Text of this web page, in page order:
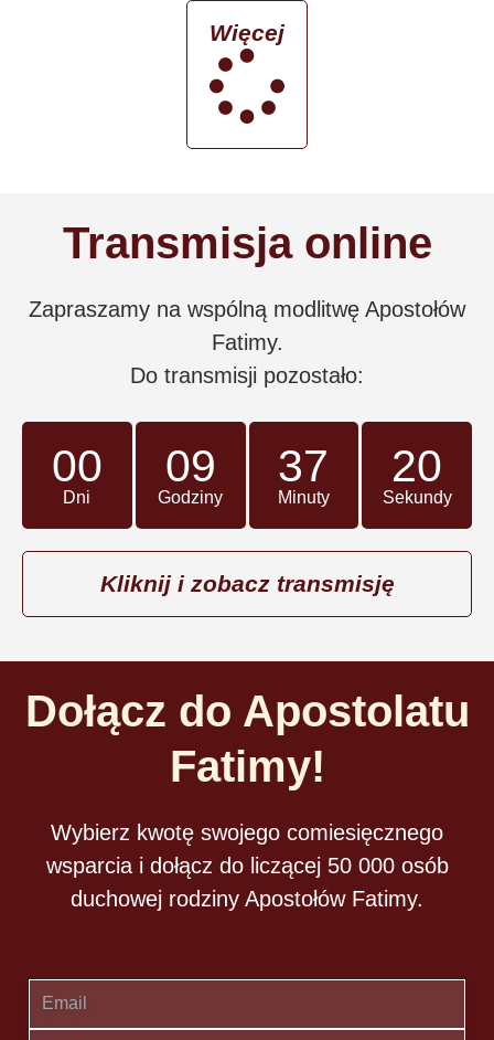
Więcej
Transmisja online
Zapraszamy na wspólną modlitwę Apostołów
Fatimy.
Do transmisji pozostało:
00
Dni
09
Godziny
37
Minuty
18
Sekundy
Kliknij i zobacz transmisję
Dołącz do Apostolatu
Fatimy!
Wybierz kwotę swojego comiesięcznego
wsparcia i dołącz do liczącej 50 000 osób
duchowej rodziny Apostołów Fatimy.